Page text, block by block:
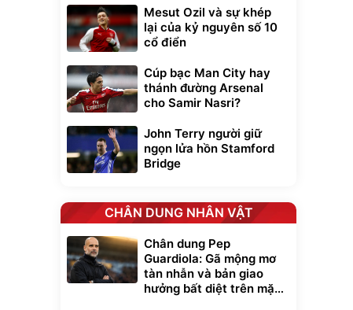
Mesut Ozil và sự khép
lại của kỷ nguyên số 10
cổ điển
Cúp bạc Man City hay
thánh đường Arsenal
cho Samir Nasri?
John Terry người giữ
ngọn lửa hồn Stamford
Bridge
CHÂN DUNG NHÂN VẬT
Chân dung Pep
Guardiola: Gã mộng mơ
tàn nhẫn và bản giao
hưởng bất diệt trên mặt